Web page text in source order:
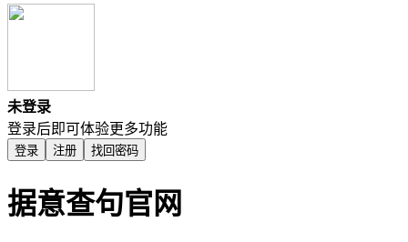
未登录
登录后即可体验更多功能
登录 注册 找回密码
据意查句官网